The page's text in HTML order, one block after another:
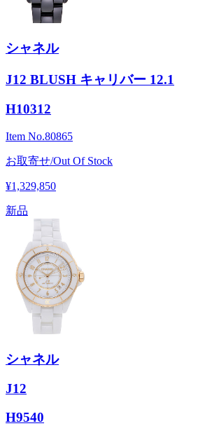
シャネル
J12 BLUSH キャリバー 12.1
H10312
Item No.80865
お取寄せ/Out Of Stock
¥1,329,850
新品
シャネル
J12
H9540